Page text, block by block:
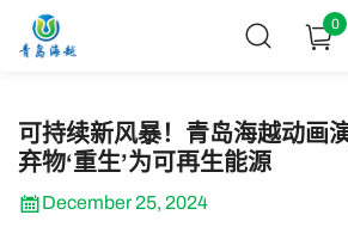
0
可持续新风暴！青岛海越动画
弃物‘重生’为可再生能源
December 25, 2024